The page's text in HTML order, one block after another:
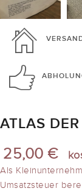
ATLAS
25,00 €
Als
Umsatzsteuer